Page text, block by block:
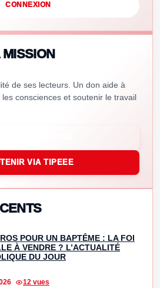
CONNEXION
de ses lecteurs. Un don aide à
consciences et soutenir le travail
VIA TIPEEE
POUR UN BAPTÊME : LA FOI
À VENDRE ? L’ACTUALITÉ
DU JOUR
12 vues